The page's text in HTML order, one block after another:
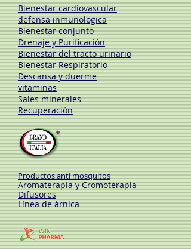
Bienestar cardiovascular
defensa inmunologica
Bienestar conjunto
Drenaje y Purificación
Bienestar del tracto urinario
Bienestar Respiratorio
Descansa y duerme
vitaminas
Sales minerales
Recuperación
Productos anti mosquitos
Aromaterapia y Cromoterapia
Difusores
Línea de árnica